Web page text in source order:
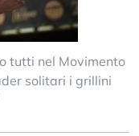
tutti nel Movimento
solitari i grillini